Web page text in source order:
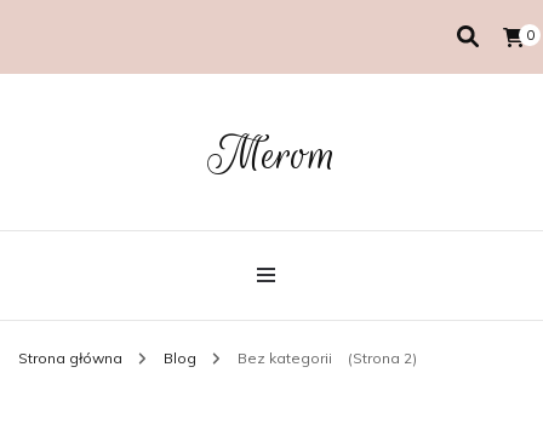
0
Merom
Strona główna Blog Bez kategorii (Strona 2)